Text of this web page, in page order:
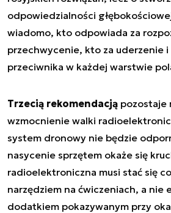
odpowiedzialności
wiadomo, kto odpowiada za
przechwycenie, kto za uderzenie i
przeciwnika w każdej warstwie
Trzecią rekomendacją pozostaje
wzmocnienie walki
system dronowy nie będzie
nasycenie sprzętem okaże się
radioelektroniczna musi stać się
narzędziem na ćwiczeniach, a nie
dodatkiem pokazywanym przy